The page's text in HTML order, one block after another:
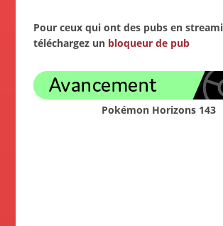
articles
Pour ceux qui ont des pubs en
téléchargez un bloqueur de pub
Pokémon Horizons 143